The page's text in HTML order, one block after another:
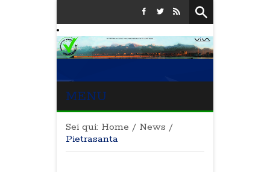
MENU
Sei qui: Home / News /
Pietrasanta